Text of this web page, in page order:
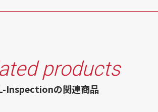
products
Inspectionの関連商品